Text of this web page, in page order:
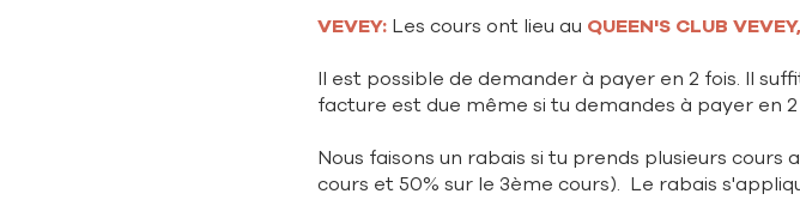
VEVEY: Les cours ont lieu au QUEEN'S CLUB
Il est possible de demander à payer en 2 fois. Il
facture est due même si tu demandes à payer en 2
Nous faisons un rabais si tu prends plusieurs
cours et 50% sur le 3ème cours). Le rabais